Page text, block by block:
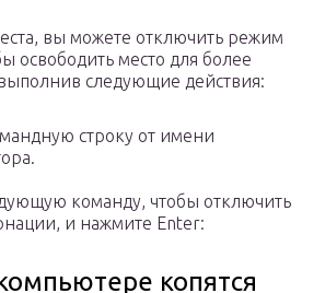
вы можете отключить режим
освободить место для более
следующие действия:
строку от имени
команду, чтобы отключить
и нажмите Enter:
копятся